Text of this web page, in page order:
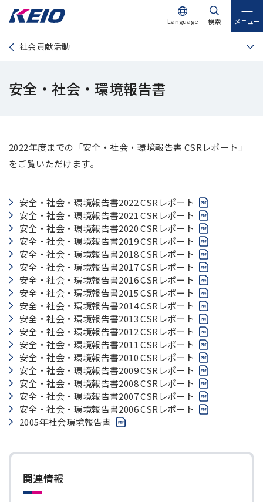
Language 検索 メニュー
社会貢献活動
安全・社会・環境報告書
2022年度までの「安全・社会・環境報告書 CSRレポート」
をご覧いただけます。
安全・社会・環境報告書2022 CSRレポート PDFが開きます
安全・社会・環境報告書2021 CSRレポート PDFが開きます
安全・社会・環境報告書2020 CSRレポート PDFが開きます
安全・社会・環境報告書2019 CSRレポート PDFが開きます
安全・社会・環境報告書2018 CSRレポート PDFが開きます
安全・社会・環境報告書2017 CSRレポート PDFが開きます
安全・社会・環境報告書2016 CSRレポート PDFが開きます
安全・社会・環境報告書2015 CSRレポート PDFが開きます
安全・社会・環境報告書2014 CSRレポート PDFが開きます
安全・社会・環境報告書2013 CSRレポート PDFが開きます
安全・社会・環境報告書2012 CSRレポート PDFが開きます
安全・社会・環境報告書2011 CSRレポート PDFが開きます
安全・社会・環境報告書2010 CSRレポート PDFが開きます
安全・社会・環境報告書2009 CSRレポート PDFが開きます
安全・社会・環境報告書2008 CSRレポート PDFが開きます
安全・社会・環境報告書2007 CSRレポート PDFが開きます
安全・社会・環境報告書2006 CSRレポート PDFが開きます
2005年社会環境報告書 PDFが開きます
関連情報